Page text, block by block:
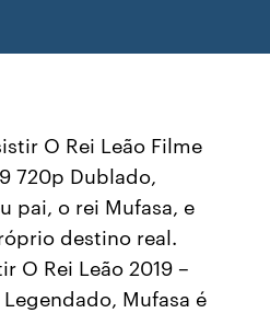
O Rei Leão Filme
720p Dublado,
pai, o rei Mufasa, e
destino real.
O Rei Leão 2019 –
Mufasa é